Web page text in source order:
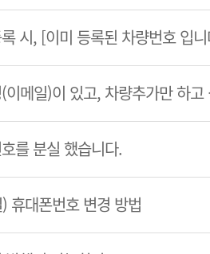
시, [이미 등록된 차량번호 입
이메일)이 있고, 차량추가만 하고
를 분실 했습니다.
휴대폰번호 변경 방법